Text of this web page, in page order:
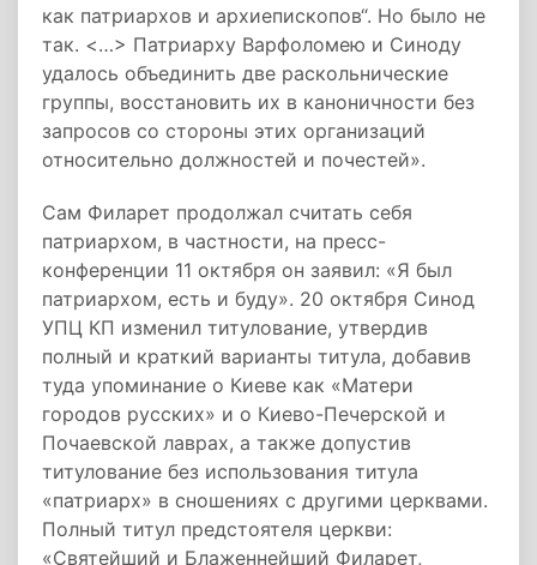
как патриархов и архиепископов“. Но было не
так. <…> Патриарху Варфоломею и Синоду
удалось объединить две раскольнические
группы, восстановить их в каноничности без
запросов со стороны этих организаций
относительно должностей и почестей».
Сам Филарет продолжал считать себя
патриархом, в частности, на пресс-
конференции 11 октября он заявил: «Я был
патриархом, есть и буду». 20 октября Синод
УПЦ КП изменил титулование, утвердив
полный и краткий варианты титула, добавив
туда упоминание о Киеве как «Матери
городов русских» и о Киево-Печерской и
Почаевской лаврах, а также допустив
титулование без использования титула
«патриарх» в сношениях с другими церквами.
Полный титул предстоятеля церкви:
«Святейший и Блаженнейший Филарет,